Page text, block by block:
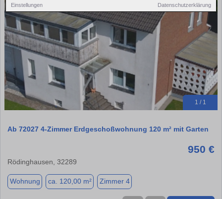
Einstellungen Datenschutzerklärung
1 / 1
Ab 72027 4-Zimmer Erdgeschoßwohnung 120 m² mit Garten
950 €
Rödinghausen, 32289
Wohnung ca. 120,00 m² Zimmer 4